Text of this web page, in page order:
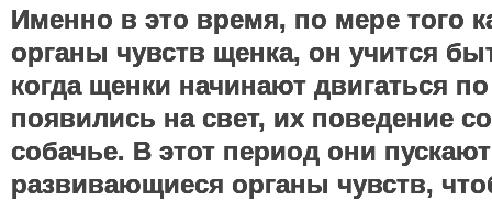
Именно в это время, по мере того
органы чувств щенка, он учится
когда щенки начинают двигаться
появились на свет, их поведение
собачье. В этот период они
развивающиеся органы чувств,